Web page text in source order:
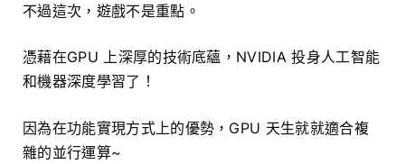
不過這次，遊戲不是重點。
憑藉在GPU 上深厚的技術底蘊，NVIDIA 投身人工智能
和機器深度學習了！
因為在功能實現方式上的優勢，GPU 天生就就適合複
雜的並行運算~